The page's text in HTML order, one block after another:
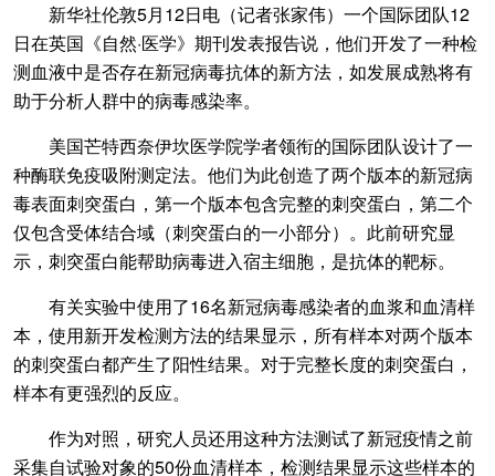
新华社伦敦5月12日电（记者张家伟）一个国际团队12
日在英国《自然·医学》期刊发表报告说，他们开发了一种检
测血液中是否存在新冠病毒抗体的新方法，如发展成熟将有
助于分析人群中的病毒感染率。
美国芒特西奈伊坎医学院学者领衔的国际团队设计了一
种酶联免疫吸附测定法。他们为此创造了两个版本的新冠病
毒表面刺突蛋白，第一个版本包含完整的刺突蛋白，第二个
仅包含受体结合域（刺突蛋白的一小部分）。此前研究显
示，刺突蛋白能帮助病毒进入宿主细胞，是抗体的靶标。
有关实验中使用了16名新冠病毒感染者的血浆和血清样
本，使用新开发检测方法的结果显示，所有样本对两个版本
的刺突蛋白都产生了阳性结果。对于完整长度的刺突蛋白，
样本有更强烈的反应。
作为对照，研究人员还用这种方法测试了新冠疫情之前
采集自试验对象的50份血清样本，检测结果显示这些样本的